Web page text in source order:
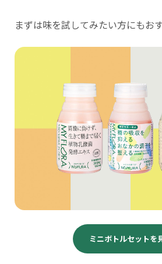
まずは味を試してみたい方にもお
ミニボトルセットを